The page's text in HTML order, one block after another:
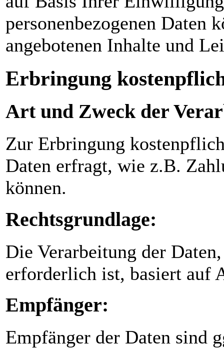
personenbezogenen Daten
angebotenen Inhalte und
Erbringung
Art und Zweck der
Zur Erbringung
Daten erfragt, wie z.B.
können.
Rechtsgrundlage:
Die Verarbeitung der
erforderlich ist, basiert auf
Empfänger:
Empfänger der Daten sind